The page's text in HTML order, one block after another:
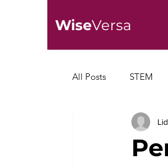
WiseVersa
All Posts STEM